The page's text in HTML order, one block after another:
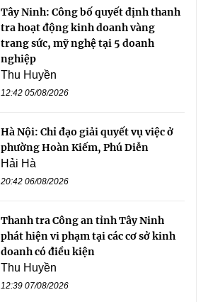
Tây Ninh: Công bố quyết định thanh
tra hoạt động kinh doanh vàng
trang sức, mỹ nghệ tại 5 doanh
nghiệp
Thu Huyền
12:42 05/08/2026
Hà Nội: Chỉ đạo giải quyết vụ việc ở
phường Hoàn Kiếm, Phú Diễn
Hải Hà
20:42 06/08/2026
Thanh tra Công an tỉnh Tây Ninh
phát hiện vi phạm tại các cơ sở kinh
doanh có điều kiện
Thu Huyền
12:39 07/08/2026